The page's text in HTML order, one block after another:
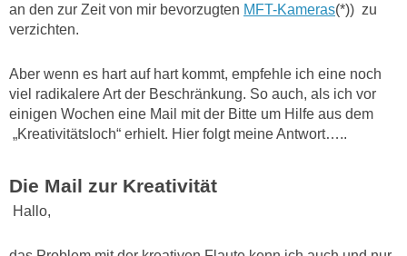
an den zur Zeit von mir bevorzugten MFT-Kameras(*)) zu
verzichten.
Aber wenn es hart auf hart kommt, empfehle ich eine noch
viel radikalere Art der Beschränkung. So auch, als ich vor
einigen Wochen eine Mail mit der Bitte um Hilfe aus dem
„Kreativitätsloch“ erhielt. Hier folgt meine Antwort…..
Die Mail zur Kreativität
Hallo,